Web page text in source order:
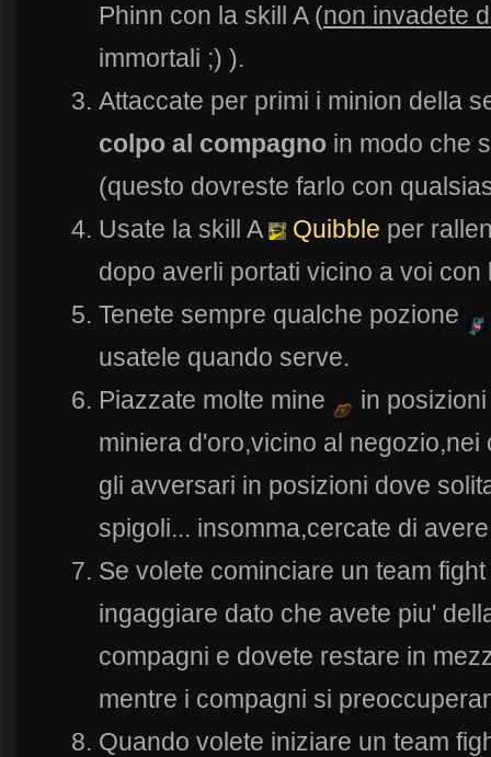
Phinn con la skill A (non invadete
immortali ;) ).
Attaccate per primi i minion della
colpo al compagno in modo che
(questo dovreste farlo con
Usate la skill A
Quibble per
dopo averli portati vicino a voi
Tenete sempre qualche pozione
usatele quando serve.
Piazzate molte mine
in
miniera d'oro,vicino al
gli avversari in posizioni dove
spigoli... insomma,cercate di
Se volete cominciare un team
ingaggiare dato che avete piu'
compagni e dovete restare in
mentre i compagni si
Quando volete iniziare un team